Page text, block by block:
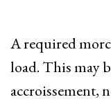
A required
load. This may
accroissement,